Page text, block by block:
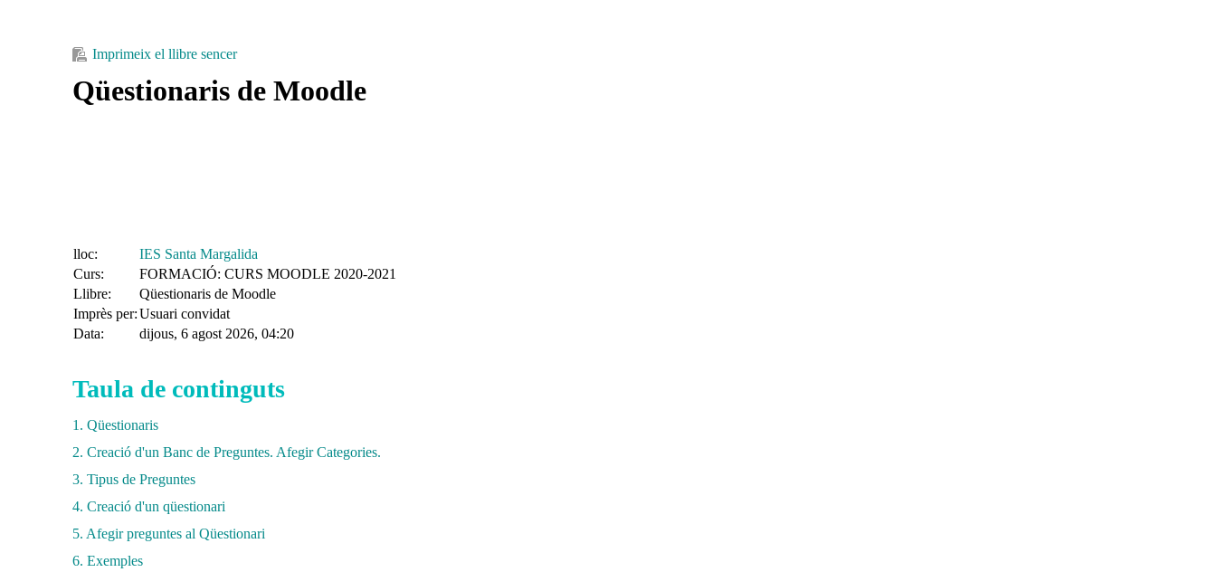
Imprimeix el llibre sencer
Qüestionaris de Moodle
lloc:
IES Santa Margalida
Curs:
FORMACIÓ: CURS MOODLE 2020-2021
Llibre:
Qüestionaris de Moodle
Imprès per:Usuari convidat
Data:
dijous, 6 agost 2026, 04:20
Taula de continguts
1. Qüestionaris
2. Creació d'un Banc de Preguntes. Afegir Categories.
3. Tipus de Preguntes
4. Creació d'un qüestionari
5. Afegir preguntes al Qüestionari
6. Exemples